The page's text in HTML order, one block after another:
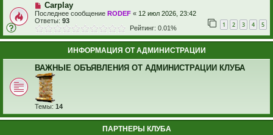
Carplay
Последнее сообщение RODEF « 12 июл 2026, 23:42
Ответы: 93 1 2 3 4 5
Рейтинг: 0.01%
ИНФОРМАЦИЯ ОТ АДМИНИСТРАЦИИ
ВАЖНЫЕ ОБЪЯВЛЕНИЯ ОТ АДМИНИСТРАЦИИ КЛУБА
Темы: 14
ПАРТНЕРЫ КЛУБА